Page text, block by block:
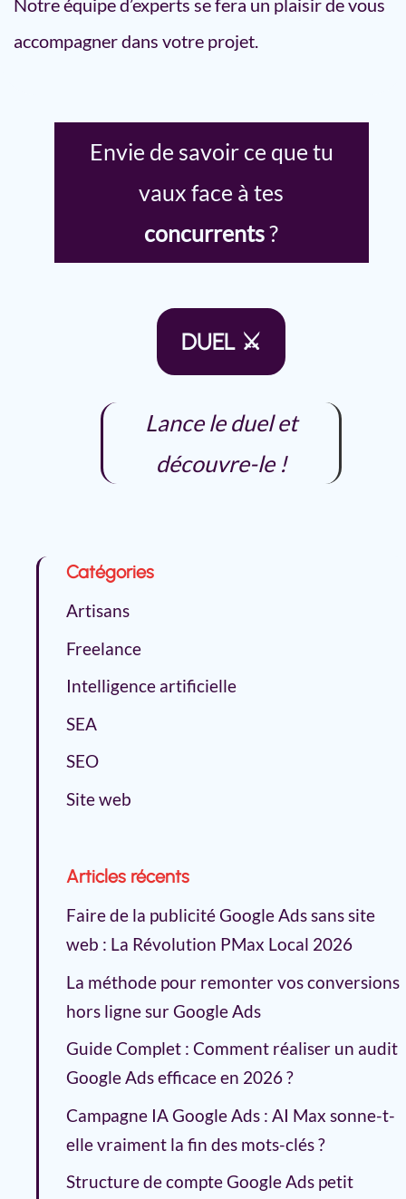
Notre équipe d’experts se fera un plaisir de vous
accompagner dans votre projet.
Envie de savoir ce que tu
vaux face à tes
concurrents?
DUEL ⚔
Lance le duel et
découvre-le !
Catégories
Artisans
Freelance
Intelligence artificielle
SEA
SEO
Site web
Articles récents
Faire de la publicité Google Ads sans site
web : La Révolution PMax Local 2026
La méthode pour remonter vos conversions
hors ligne sur Google Ads
Guide Complet : Comment réaliser un audit
Google Ads efficace en 2026 ?
Campagne IA Google Ads : AI Max sonne-t-
elle vraiment la fin des mots-clés ?
Structure de compte Google Ads petit